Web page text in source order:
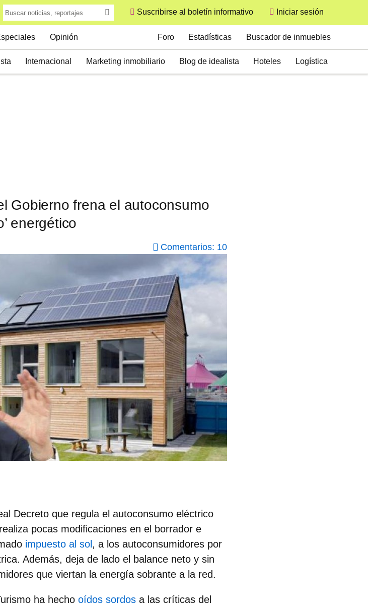
Suscribirse al boletín informativo
User
Iniciar sesión
Internacional Marketing inmobiliario Blog de idealista Hoteles Logística
Opinión Foro Estadísticas Buscador de inmuebles
Gobierno frena el autoconsumo
energético
Comentarios: 10
Decreto que regula el autoconsumo eléctrico
pocas modificaciones en el borrador e
impuesto al sol , a los autoconsumidores por
Además, deja de lado el balance neto y sin
que viertan la energía sobrante a la red.
ha hecho oídos sordos a las críticas del